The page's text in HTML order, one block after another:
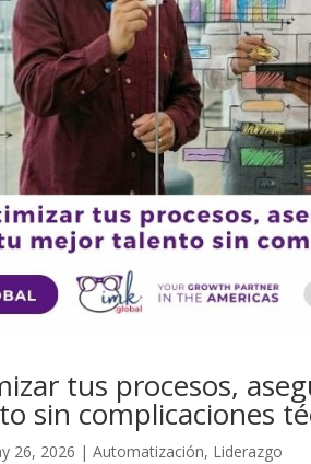
tus procesos,
sin complicaciones
26, 2026 |Automatización, Liderazgo